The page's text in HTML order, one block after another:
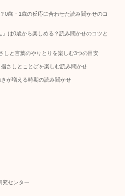
0歳・1歳の反応に合わせた読み聞かせのコ
』は0歳から楽しめる？読み聞かせのコツと
しと言葉のやりとりを楽しむ3つの目安
さしとことばを楽しむ読み聞かせ
が増える時期の読み聞かせ
究センター